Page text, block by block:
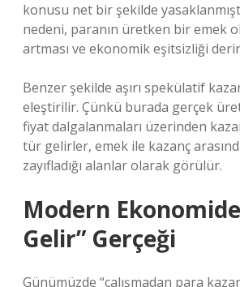
konusu net bir şekilde
nedeni, paranın üretken bir emek
artması ve ekonomik eşitsizliği
Benzer şekilde aşırı spekülatif
eleştirilir. Çünkü burada gerçek
fiyat dalgalanmaları üzerinden
tür gelirler, emek ile kazanç
zayıfladığı alanlar olarak görülür.
Modern
Gelir” Gerçeği
Günümüzde “çalışmadan para